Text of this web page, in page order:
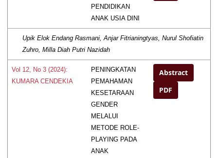
PENDIDIKAN
ANAK USIA DINI
Upik Elok Endang Rasmani, Anjar Fitrianingtyas, Nurul Shofiatin
Zuhro, Milla Diah Putri Nazidah
Vol 12, No 3 (2024):
KUMARA CENDEKIA
PENINGKATAN
PEMAHAMAN
KESETARAAN
GENDER
MELALUI
METODE ROLE-
PLAYING PADA
ANAK
Abstract
PDF